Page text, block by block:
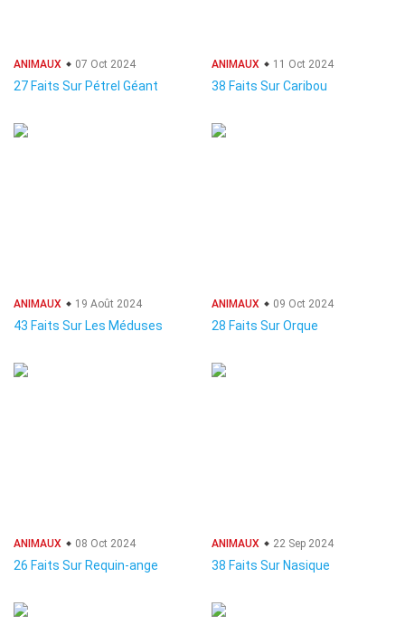
ANIMAUX 07 Oct 2024
27 Faits Sur Pétrel Géant
ANIMAUX 11 Oct 2024
38 Faits Sur Caribou
ANIMAUX 19 Août 2024
43 Faits Sur Les Méduses
ANIMAUX 09 Oct 2024
28 Faits Sur Orque
ANIMAUX 08 Oct 2024
26 Faits Sur Requin-ange
ANIMAUX 22 Sep 2024
38 Faits Sur Nasique